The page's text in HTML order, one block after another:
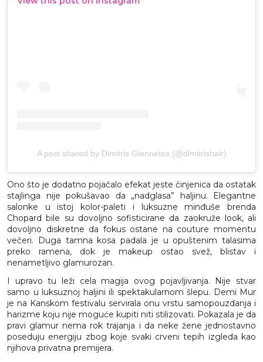
A post shared by Dimitris Giannetos (@dimitrishair)
Ono što je dodatno pojačalo efekat jeste činjenica da ostatak
stajlinga nije pokušavao da „nadglasa” haljinu. Elegantne
salonke u istoj kolor-paleti i luksuzne minđuše brenda
Chopard bile su dovoljno sofisticirane da zaokruže look, ali
dovoljno diskretne da fokus ostane na couture momentu
večeri. Duga tamna kosa padala je u opuštenim talasima
preko ramena, dok je makeup ostao svež, blistav i
nenametljivo glamurozan.
I upravo tu leži cela magija ovog pojavljivanja. Nije stvar
samo u luksuznoj haljini ili spektakularnom šlepu. Demi Mur
je na Kanskom festivalu servirala onu vrstu samopouzdanja i
harizme koju nije moguće kupiti niti stilizovati. Pokazala je da
pravi glamur nema rok trajanja i da neke žene jednostavno
poseduju energiju zbog koje svaki crveni tepih izgleda kao
njihova privatna premijera.